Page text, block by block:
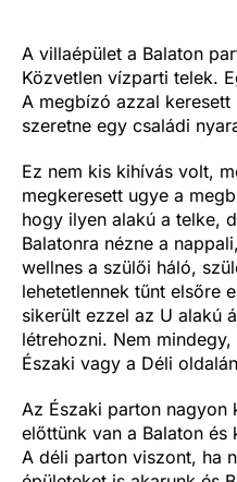
A villaépület a Balaton
Közvetlen vízparti telek.
A megbízó azzal
szeretne egy családi
Ez nem kis kihívás volt,
megkeresett ugye a
hogy ilyen alakú a telke,
Balatonra nézne a
wellnes a szülői háló,
lehetetlennek tűnt elsőre
sikerült ezzel az U alakú
létrehozni. Nem
Északi vagy a Déli
Az Északi parton nagyon
előttünk van a Balaton és
A déli parton viszont, ha